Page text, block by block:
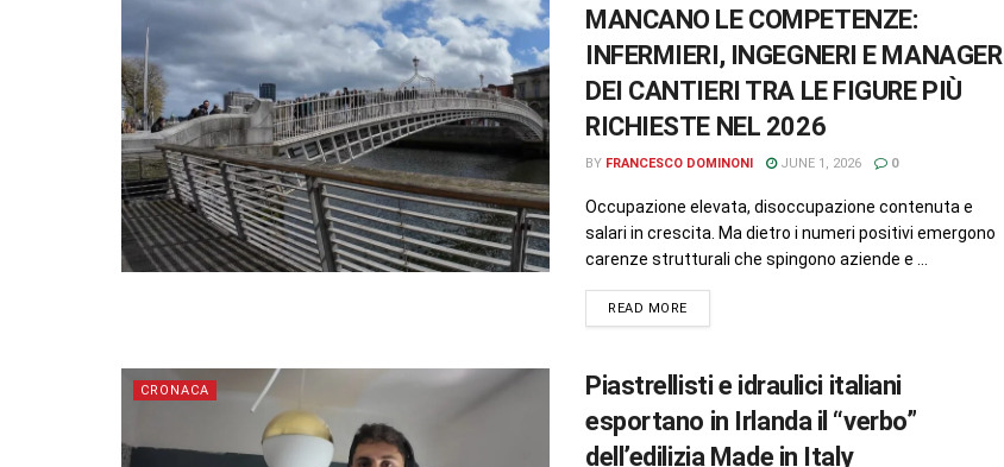
MANCANO LE COMPETENZE:
INFERMIERI, INGEGNERI E MANAGER
DEI CANTIERI TRA LE FIGURE PIÙ
RICHIESTE NEL 2026
BY FRANCESCO DOMINONI JUNE 1, 2026 0
Occupazione elevata, disoccupazione contenuta e
salari in crescita. Ma dietro i numeri positivi emergono
carenze strutturali che spingono aziende e ...
READ MORE
CRONACA
Piastrellisti e idraulici italiani
esportano in Irlanda il “verbo”
dell’edilizia Made in Italy